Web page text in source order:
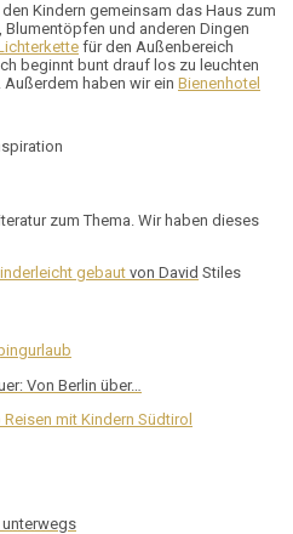
Kindern gemeinsam das Haus zum
und anderen Dingen
für den Außenbereich
beginnt bunt drauf los zu leuchten
haben wir ein Bienen hotel
zum Thema. Wir haben dieses
gebaut von David Stiles
Von Berlin über…